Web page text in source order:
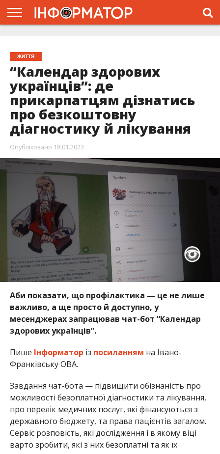
ЖИТТЯ
“Календар здорових
українців”: де
прикарпатцям дізнатись
про безкоштовну
діагностику й лікування
Опубліковано 18.01.2023
Аби показати, що профілактика — це не лише
важливо, а ще просто й доступно, у
месенджерах запрацював чат-бот “Календар
здорових українців”.
Пише Інформатор із посиланням на Івано-
Франківську ОВА.
Завдання чат-бота — підвищити обізнаність про
можливості безоплатної діагностики та лікування,
про перелік медичних послуг, які фінансуються з
державного бюджету, та права пацієнтів загалом.
Сервіс розповість, які дослідження і в якому віці
варто зробити, які з них безоплатні та як їх